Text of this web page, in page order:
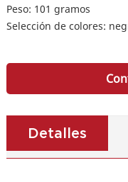
Peso: 101 gramos
Selección de colores:
Detalles